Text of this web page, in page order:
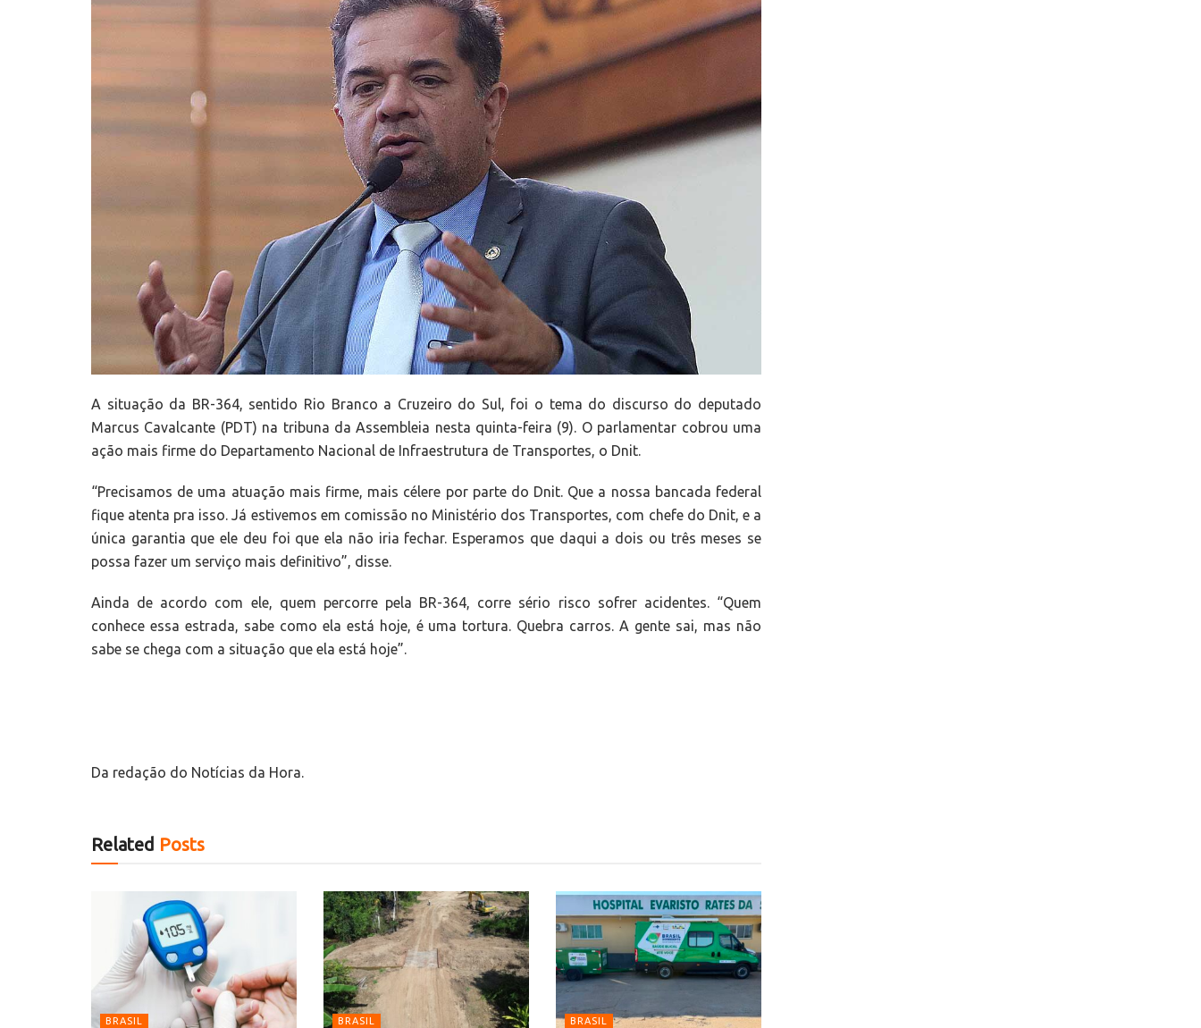
A situação da BR-364, sentido Rio Branco a Cruzeiro do Sul, foi o tema do discurso do deputado
Marcus Cavalcante (PDT) na tribuna da Assembleia nesta quinta-feira (9). O parlamentar cobrou uma
ação mais firme do Departamento Nacional de Infraestrutura de Transportes, o Dnit.
“Precisamos de uma atuação mais firme, mais célere por parte do Dnit. Que a nossa bancada federal
fique atenta pra isso. Já estivemos em comissão no Ministério dos Transportes, com chefe do Dnit, e a
única garantia que ele deu foi que ela não iria fechar. Esperamos que daqui a dois ou três meses se
possa fazer um serviço mais definitivo”, disse.
Ainda de acordo com ele, quem percorre pela BR-364, corre sério risco sofrer acidentes. “Quem
conhece essa estrada, sabe como ela está hoje, é uma tortura. Quebra carros. A gente sai, mas não
sabe se chega com a situação que ela está hoje”.
Da redação do Notícias da Hora.
Related Posts
BRASIL BRASIL BRASIL